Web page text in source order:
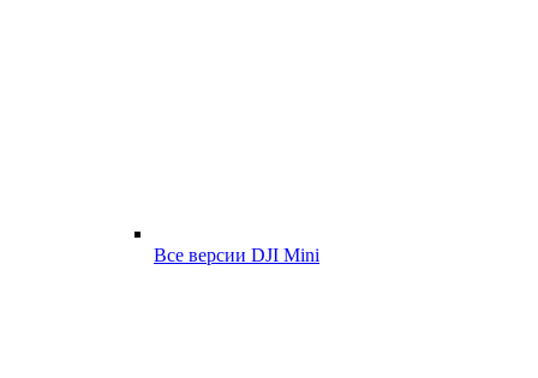
Все версии DJI Mini